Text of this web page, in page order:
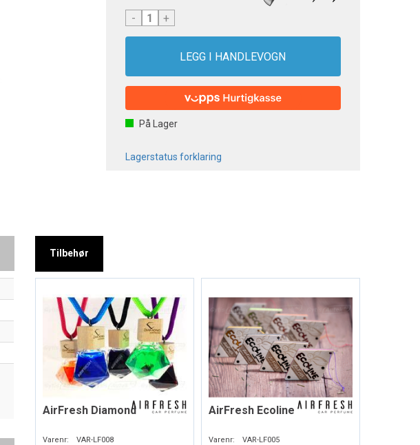
- +
På Lager
Lagerstatus forklaring
Tilbehør
AirFresh Diamond
Varenr: VAR-LF008
AirFresh Ecoline
Varenr: VAR-LF005